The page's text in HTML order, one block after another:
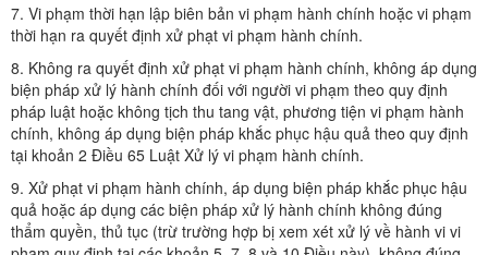
7. Vi phạm thời hạn lập biên bản vi phạm hành chính hoặc vi phạm
thời hạn ra quyết định xử phạt vi phạm hành chính.
8. Không ra quyết định xử phạt vi phạm hành chính, không áp dụng
biện pháp xử lý hành chính đối với người vi phạm theo quy định
pháp luật hoặc không tịch thu tang vật, phương tiện vi phạm hành
chính, không áp dụng biện pháp khắc phục hậu quả theo quy định
tại khoản 2 Điều 65 Luật Xử lý vi phạm hành chính.
9. Xử phạt vi phạm hành chính, áp dụng biện pháp khắc phục hậu
quả hoặc áp dụng các biện pháp xử lý hành chính không đúng
thẩm quyền, thủ tục (trừ trường hợp bị xem xét xử lý về hành vi vi